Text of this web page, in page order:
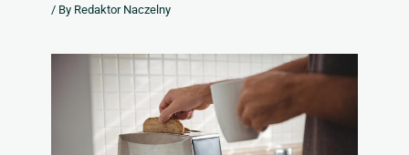
/ By Redaktor Naczelny